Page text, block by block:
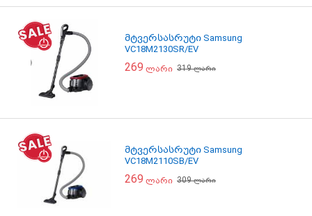
მტვერსასრუტი Samsung
VC18M2130SR/EV
269 ლარი 319ლარი
მტვერსასრუტი Samsung
VC18M2110SB/EV
269 ლარი 309ლარი